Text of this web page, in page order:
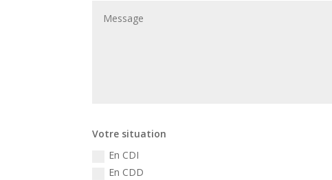
Votre situation
En CDI
En CDD